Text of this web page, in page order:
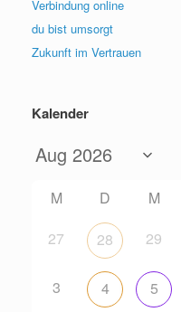
Verbindung online
du bist umsorgt
Zukunft im Vertrauen
Kalender
M D M
27
28 29
3 4 5